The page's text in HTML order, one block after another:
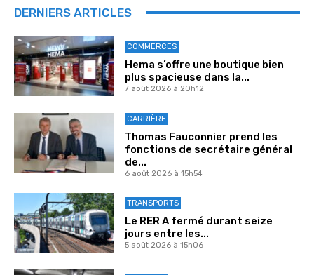
DERNIERS ARTICLES
COMMERCES
Hema s’offre une boutique bien
plus spacieuse dans la...
7 août 2026 à 20h12
CARRIÈRE
Thomas Fauconnier prend les
fonctions de secrétaire général
de...
6 août 2026 à 15h54
TRANSPORTS
Le RER A fermé durant seize
jours entre les...
5 août 2026 à 15h06